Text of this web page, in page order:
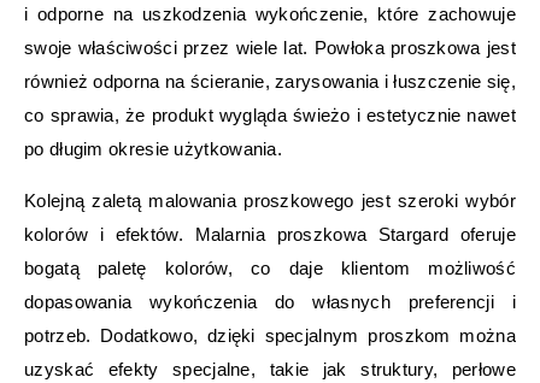
i odporne na uszkodzenia wykończenie, które zachowuje
swoje właściwości przez wiele lat. Powłoka proszkowa jest
również odporna na ścieranie, zarysowania i łuszczenie się,
co sprawia, że produkt wygląda świeżo i estetycznie nawet
po długim okresie użytkowania.
Kolejną zaletą malowania proszkowego jest szeroki wybór
kolorów i efektów. Malarnia proszkowa Stargard oferuje
bogatą paletę kolorów, co daje klientom możliwość
dopasowania wykończenia do własnych preferencji i
potrzeb. Dodatkowo, dzięki specjalnym proszkom można
uzyskać efekty specjalne, takie jak struktury, perłowe